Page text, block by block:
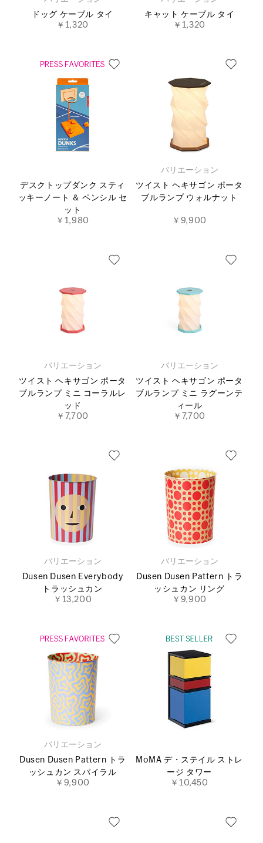
ドッグ ケーブル タイ
￥1,320
キャット ケーブル タイ
￥1,320
デスクトップダンク スティ
ッキーノート ＆ ペンシル セ
ット
￥1,980
バリエーション
ツイスト ヘキサゴン ポータ
ブルランプ ウォルナット
￥9,900
バリエーション
ツイスト ヘキサゴン ポータ
ブルランプ ミニ コーラルレ
ッド
￥7,700
バリエーション
ツイスト ヘキサゴン ポータ
ブルランプ ミニ ラグーンテ
ィール
￥7,700
バリエーション
Dusen Dusen Everybody
トラッシュカン
￥13,200
バリエーション
Dusen Dusen Pattern トラ
ッシュカン リング
￥9,900
バリエーション
Dusen Dusen Pattern トラ
ッシュカン スパイラル
￥9,900
MoMA デ・ステイル ストレ
ージ タワー
￥10,450